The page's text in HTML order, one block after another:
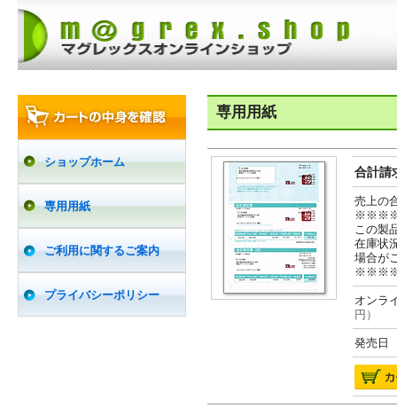
ショップホーム
専用用紙
ご利用に関するご案内
プライバシーポリシー
専用用紙
合計請
売上の
この製
在庫状
場合が
オン
円）
発売日